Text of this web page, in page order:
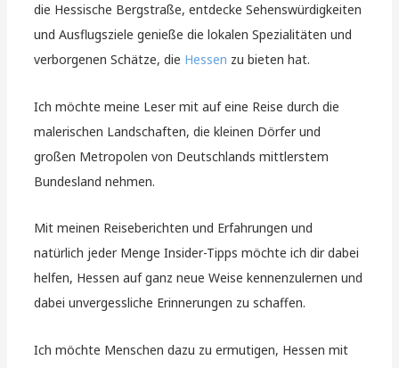
die Hessische Bergstraße, entdecke Sehenswürdigkeiten
und Ausflugsziele genieße die lokalen Spezialitäten und
verborgenen Schätze, die Hessen zu bieten hat.
Ich möchte meine Leser mit auf eine Reise durch die
malerischen Landschaften, die kleinen Dörfer und
großen Metropolen von Deutschlands mittlerstem
Bundesland nehmen.
Mit meinen Reiseberichten und Erfahrungen und
natürlich jeder Menge Insider-Tipps möchte ich dir dabei
helfen, Hessen auf ganz neue Weise kennenzulernen und
dabei unvergessliche Erinnerungen zu schaffen.
Ich möchte Menschen dazu zu ermutigen, Hessen mit